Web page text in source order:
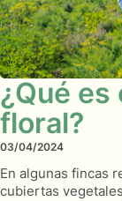
¿Qué
floral?
03/04/2024
En algunas fincas
cubiertas